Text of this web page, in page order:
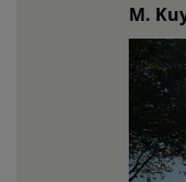
M.
Play